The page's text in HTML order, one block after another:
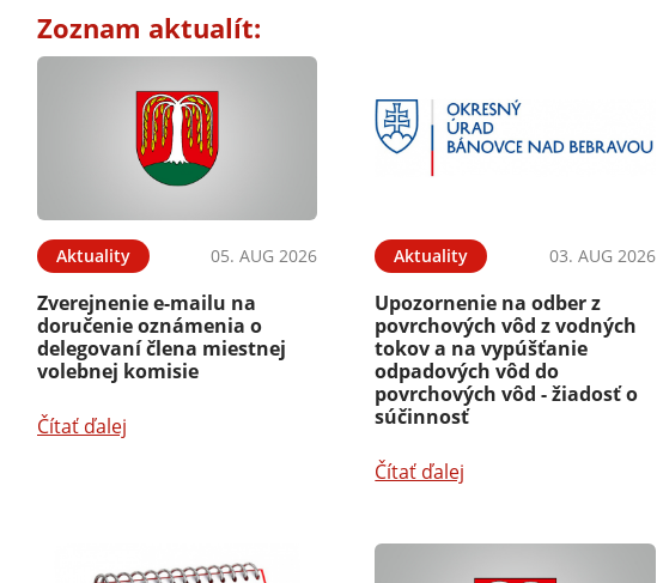
Zoznam aktualít:
Aktuality 05. AUG 2026
Zverejnenie e-mailu na
doručenie oznámenia o
delegovaní člena miestnej
volebnej komisie
Čítať ďalej
Aktuality 03. AUG 2026
Upozornenie na odber z
povrchových vôd z vodných
tokov a na vypúšťanie
odpadových vôd do
povrchových vôd - žiadosť o
súčinnosť
Čítať ďalej